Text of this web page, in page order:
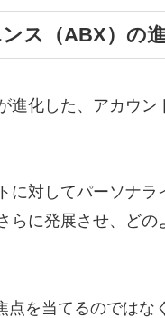
ス（ABX）の
化した、アカウン
対してパーソナ
らに発展させ、ど
を当てるのではな